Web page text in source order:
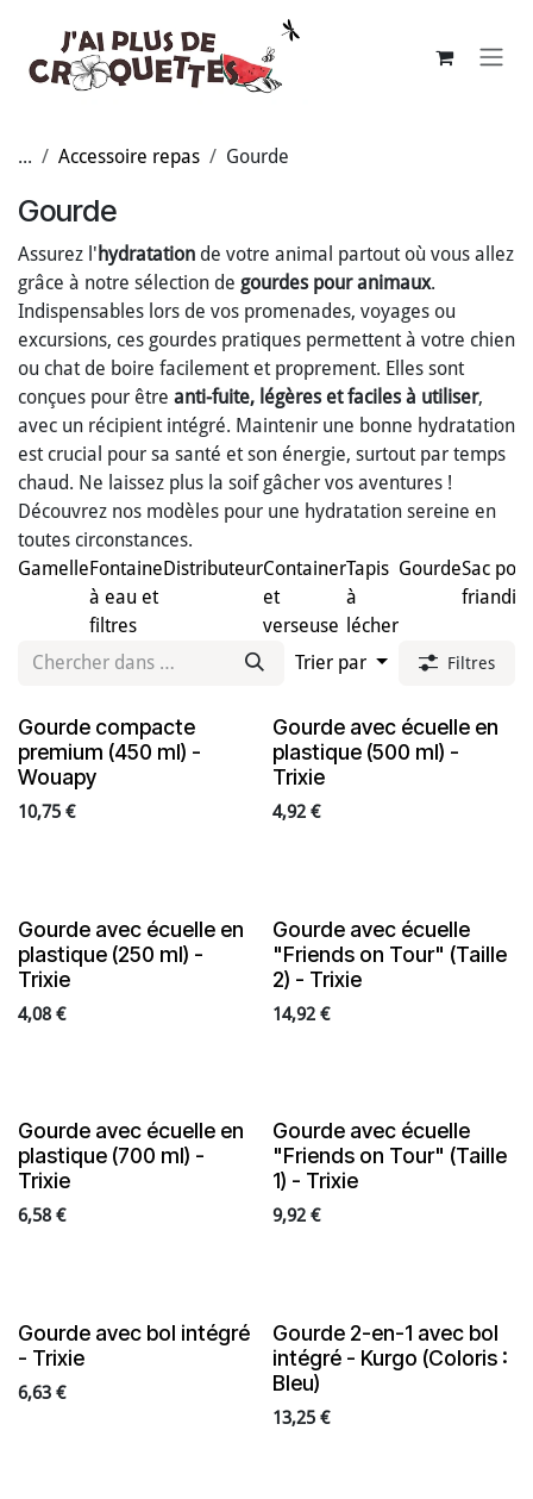
... Accessoire repas Gourde
Gourde
Assurez l' hydratation de votre animal partout où vous allez
grâce à notre sélection de gourdes pour animaux.
Indispensables lors de vos promenades, voyages ou
excursions, ces gourdes pratiques permettent à votre chien
ou chat de boire facilement et proprement. Elles sont
conçues pour être anti-fuite, légères et faciles à utiliser,
avec un récipient intégré. Maintenir une bonne hydratation
est crucial pour sa santé et son énergie, surtout par temps
chaud. Ne laissez plus la soif gâcher vos aventures !
Découvrez nos modèles pour une hydratation sereine en
toutes circonstances.
GamelleFontaine
à eau et
filtres
DistributeurContainer
et
verseuse
Tapis
à
lécher
GourdeSac pour
Trier par Filtres
Gourde compacte
premium (450 ml) -
Wouapy
10,75 €
Gourde avec écuelle en
plastique (500 ml) -
Trixie
4,92€
Gourde avec écuelle en
plastique (250 ml) -
Trixie
4,08 €
Gourde avec écuelle
"Friends on Tour" (Taille
2) - Trixie
14,92€
Gourde avec écuelle en
plastique (700 ml) -
Trixie
6,58 €
Gourde avec écuelle
"Friends on Tour" (Taille
1) - Trixie
9,92€
Gourde avec bol intégré
- Trixie
6,63 €
Gourde 2-en-1 avec bol
intégré - Kurgo (Coloris :
Bleu)
13,25€